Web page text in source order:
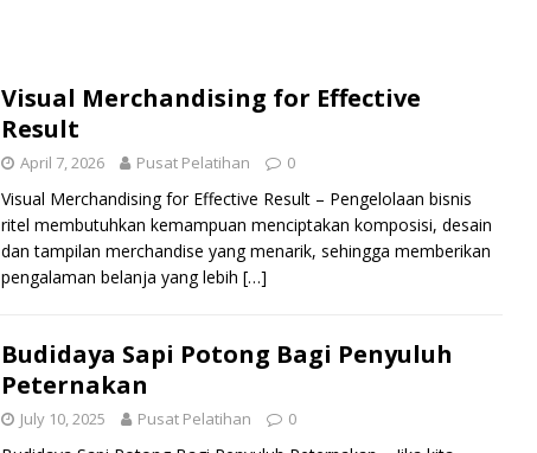
Visual Merchandising for Effective
Result
April 7, 2026 Pusat Pelatihan 0
Visual Merchandising for Effective Result – Pengelolaan bisnis
ritel membutuhkan kemampuan menciptakan komposisi, desain
dan tampilan merchandise yang menarik, sehingga memberikan
pengalaman belanja yang lebih […]
Budidaya Sapi Potong Bagi Penyuluh
Peternakan
July 10, 2025 Pusat Pelatihan 0